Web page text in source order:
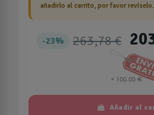
añadirlo al carrito, por favor revíselo.
23% 263,78 €
Añadir al